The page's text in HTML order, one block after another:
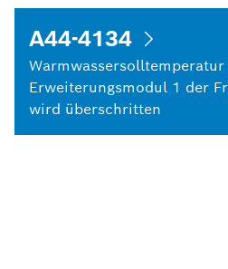
A44-4134
Warmwassersolltemperatur
Erweiterungsmodul 1 der
wird überschritten